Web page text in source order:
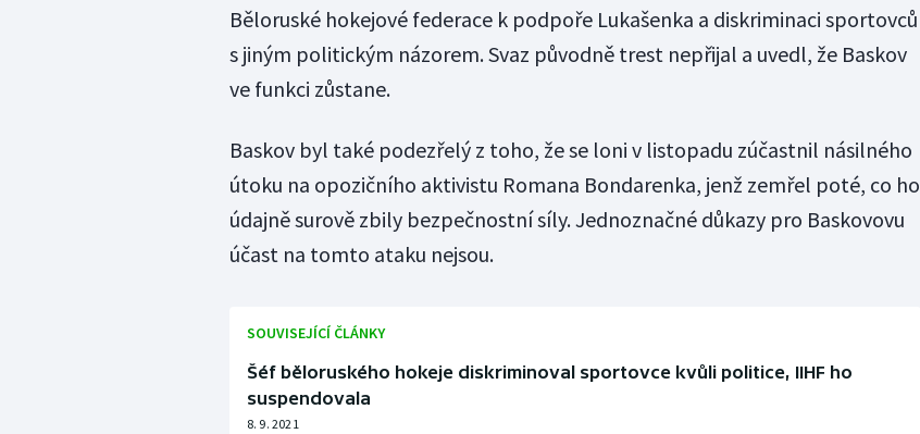
Běloruské hokejové federace k podpoře Lukašenka a diskriminaci sportovců
s jiným politickým názorem. Svaz původně trest nepřijal a uvedl, že Baskov
ve funkci zůstane.
Baskov byl také podezřelý z toho, že se loni v listopadu zúčastnil násilného
útoku na opozičního aktivistu Romana Bondarenka, jenž zemřel poté, co ho
údajně surově zbily bezpečnostní síly. Jednoznačné důkazy pro Baskovovu
účast na tomto ataku nejsou.
SOUVISEJÍCÍ ČLÁNKY
Šéf běloruského hokeje diskriminoval sportovce kvůli politice, IIHF ho
suspendovala
8. 9. 2021